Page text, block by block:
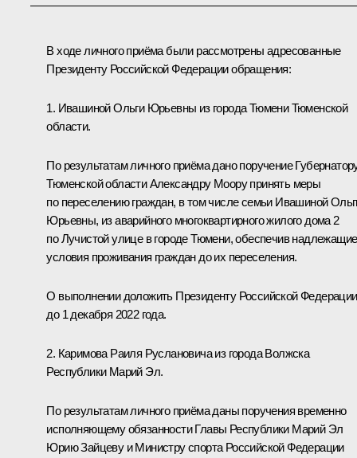
В ходе личного приёма были рассмотрены адресованные
Президенту Российской Федерации обращения:
1. Ивашиной Ольги Юрьевны из города Тюмени Тюменской
области.
По результатам личного приёма дано поручение
Тюменской области Александру Моору принять меры
по переселению граждан, в том числе семьи Ивашиной
Юрьевны, из аварийного многоквартирного жилого дома 2
по Лучистой улице в городе Тюмени, обеспечив надлежащие
условия проживания граждан до их переселения.
О выполнении доложить Президенту Российской Федерации
до 1 декабря 2022 года.
2. Каримова Раиля Руслановича из города Волжска
Республики Марий Эл.
По результатам личного приёма даны поручения временно
исполняющему обязанности Главы Республики Марий Эл
Юрию Зайцеву и Министру спорта Российской Федерации